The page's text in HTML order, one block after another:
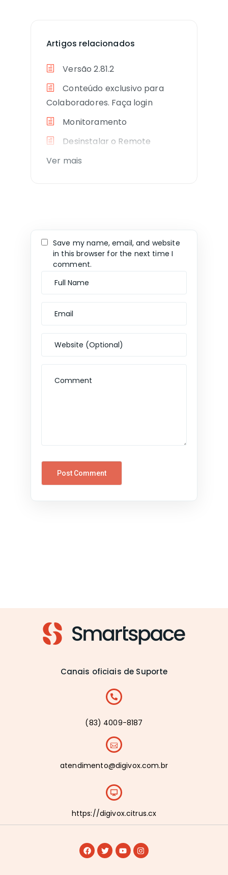
Artigos relacionados
Versão 2.81.2
Conteúdo exclusivo para
Colaboradores. Faça login
Monitoramento
Desinstalar o Remote
Ver mais
Save my name, email, and website
in this browser for the next time I
comment.
Canais oficiais de Suporte
(83) 4009-8187
atendimento@digivox.com.br
https://digivox.citrus.cx